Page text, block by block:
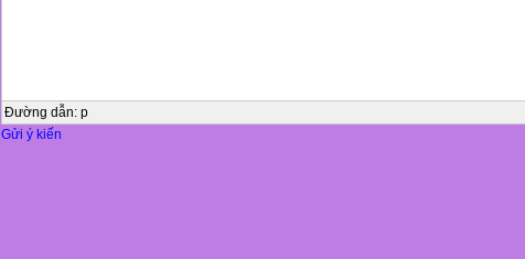
III. Thiết lập ma trận đề thi:
Mức độ
Đường dẫn: p
Gửi ý kiến